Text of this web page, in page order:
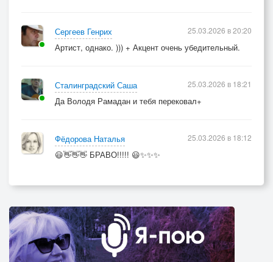
Сергеев Генрих
Артист, однако. ))) + Акцент очень убедительный.
25.03.2026 в 20:20
Сталинградский Саша
Да Володя Рамадан и тебя перековал+
25.03.2026 в 18:21
Фёдорова Наталья
😃👋👋👋 БРАВО!!!!! 😃✨✨✨
25.03.2026 в 18:12